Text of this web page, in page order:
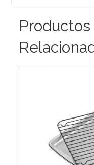
Productos